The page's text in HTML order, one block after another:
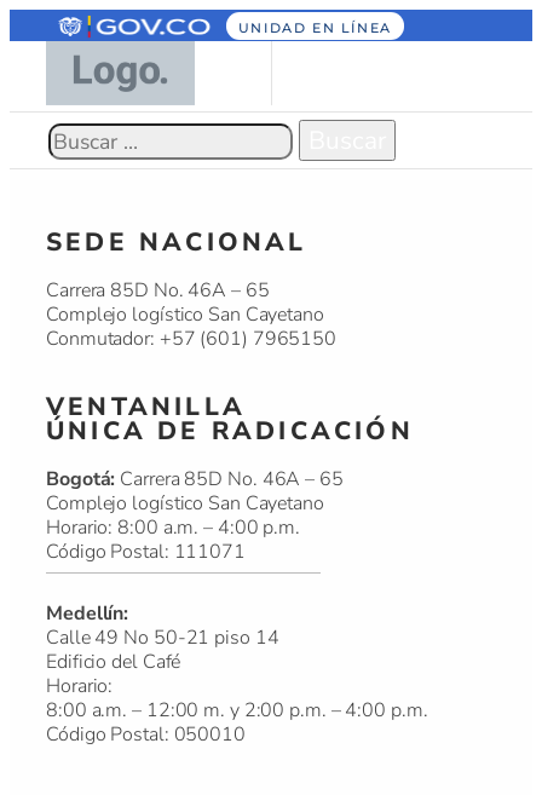
UNIDAD EN LÍNEA
SEDE NACIONAL
Carrera 85D No. 46A – 65
Complejo logístico San Cayetano
Conmutador: +57 (601) 7965150
VENTANILLA
ÚNICA DE RADICACIÓN
Bogotá: Carrera 85D No. 46A – 65
Complejo logístico San Cayetano
Horario: 8:00 a.m. – 4:00 p.m.
Código Postal: 111071
Medellín:
Calle 49 No 50-21 piso 14
Edificio del Café
Horario:
8:00 a.m. – 12:00 m. y 2:00 p.m. – 4:00 p.m.
Código Postal: 050010